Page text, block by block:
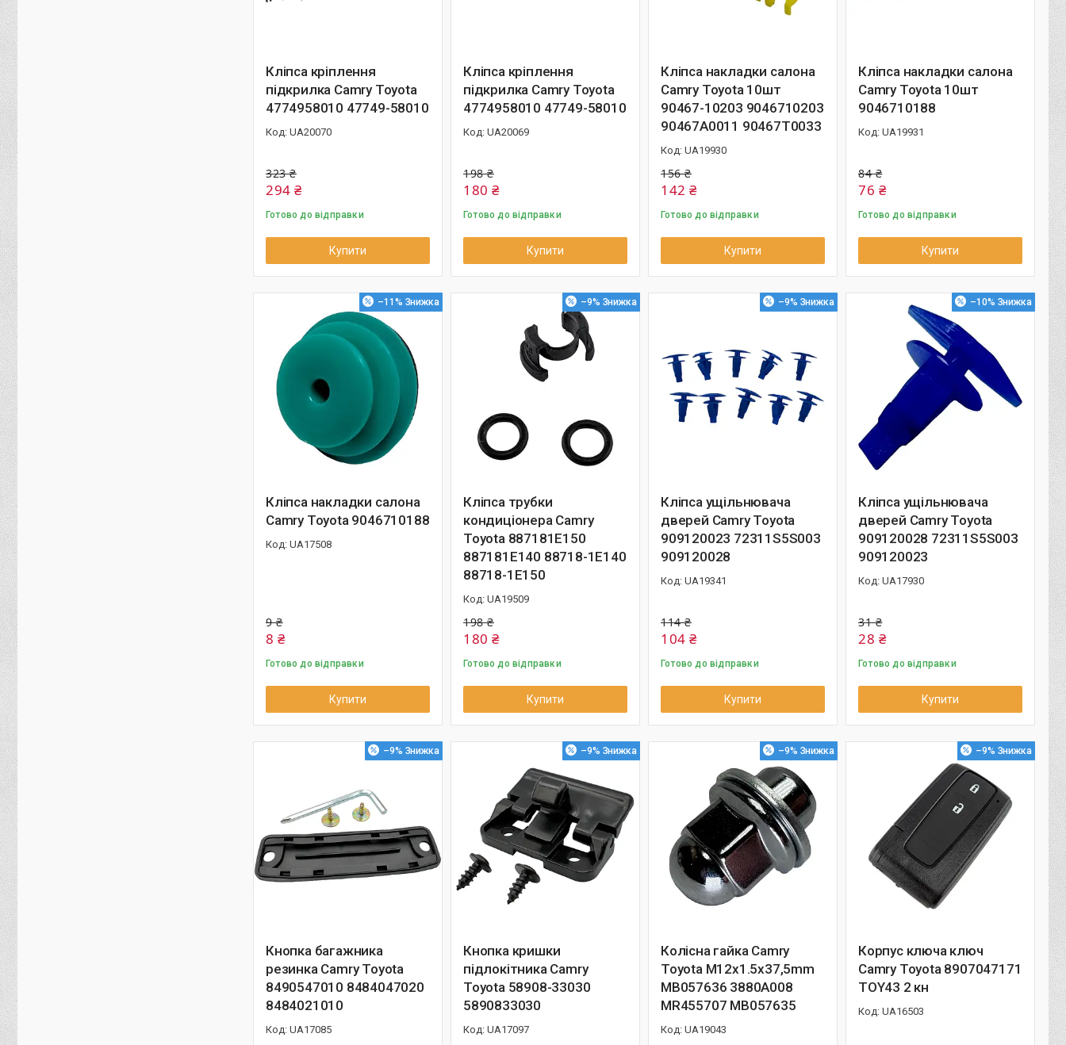
Кліпса кріплення
підкрилка Camry Toyota
4774958010 47749-58010
UA20070
323 ₴
294 ₴
Готово до відправки
Купити
Кліпса кріплення
підкрилка Camry Toyota
4774958010 47749-58010
UA20069
198 ₴
180 ₴
Готово до відправки
Купити
Кліпса накладки салона
Camry Toyota 10шт
90467-10203 9046710203
90467A0011 90467T0033
UA19930
156 ₴
142 ₴
Готово до відправки
Купити
Кліпса накладки салона
Camry Toyota 10шт
9046710188
UA19931
84 ₴
76 ₴
Готово до відправки
Купити
–11%
Кліпса накладки салона
Camry Toyota 9046710188
UA17508
9 ₴
8 ₴
Готово до відправки
Купити
–9%
Кліпса трубки
кондиціонера Camry
Toyota 887181E150
887181E140 88718-1E140
88718-1E150
UA19509
198 ₴
180 ₴
Готово до відправки
Купити
–9%
Кліпса ущільнювача
дверей Camry Toyota
909120023 72311S5S003
909120028
UA19341
114 ₴
104 ₴
Готово до відправки
Купити
–10%
Кліпса ущільнювача
дверей Camry Toyota
909120028 72311S5S003
909120023
UA17930
31 ₴
28 ₴
Готово до відправки
Купити
–9%
Кнопка багажника
резинка Camry Toyota
8490547010 8484047020
8484021010
UA17085
–9%
Кнопка кришки
підлокітника Camry
Toyota 58908-33030
5890833030
UA17097
–9%
Колісна гайка Camry
Toyota M12x1.5х37,5mm
MB057636 3880A008
MR455707 MB057635
UA19043
–9%
Корпус ключа ключ
Camry Toyota 8907047171
TOY43 2 кн
UA16503